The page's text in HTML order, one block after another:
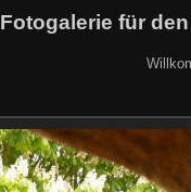
Fotogalerie für